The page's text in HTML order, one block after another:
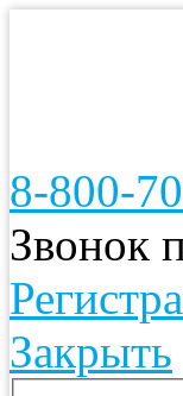
8-800-
Звонок
Закрыть